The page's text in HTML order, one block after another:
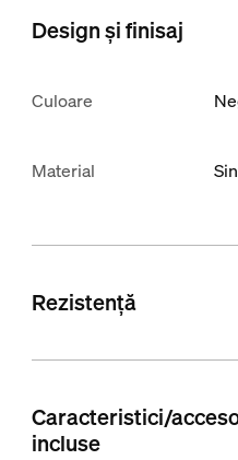
Design și finisaj
Culoare
Material
Rezistență
Caracteristici/
incluse